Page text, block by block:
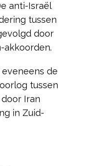
anti-Israël
tussen
door
akkoorden.
de
tussen
Iran
in Zuid-